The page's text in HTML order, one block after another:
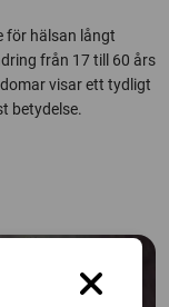
för hälsan långt
från 17 till 60 års
visar ett tydligt
betydelse.